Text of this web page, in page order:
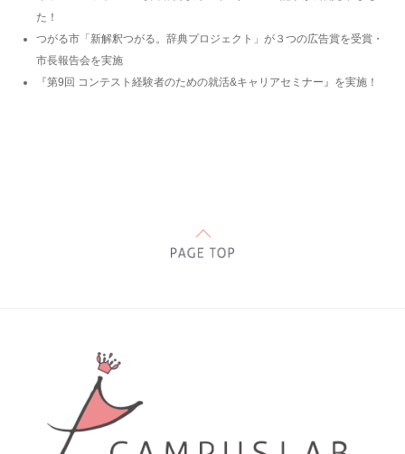
た！
つがる市「新解釈つがる。辞典プロジェクト」が３つの広告賞を受賞・
市長報告会を実施
『第9回 コンテスト経験者のための就活&キャリアセミナー』を実施！